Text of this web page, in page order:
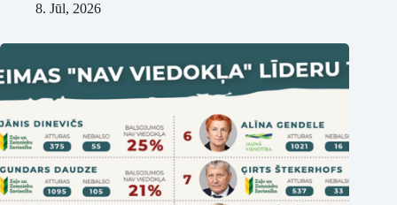
8. Jūl, 2026